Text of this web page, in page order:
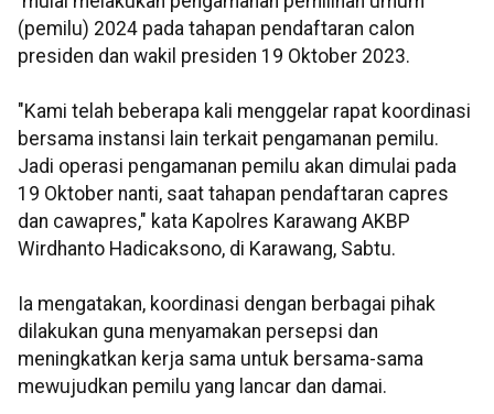
(pemilu) 2024 pada tahapan pendaftaran calon
presiden dan wakil presiden 19 Oktober 2023.
"Kami telah beberapa kali menggelar rapat koordinasi
bersama instansi lain terkait pengamanan pemilu.
Jadi operasi pengamanan pemilu akan dimulai pada
19 Oktober nanti, saat tahapan pendaftaran capres
dan cawapres," kata Kapolres Karawang AKBP
Wirdhanto Hadicaksono, di Karawang, Sabtu.
Ia mengatakan, koordinasi dengan berbagai pihak
dilakukan guna menyamakan persepsi dan
meningkatkan kerja sama untuk bersama-sama
mewujudkan pemilu yang lancar dan damai.